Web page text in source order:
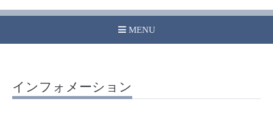
MENU
インフォメーション